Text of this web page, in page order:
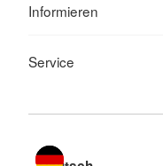
Informieren
Service
Sprache wechseln zu